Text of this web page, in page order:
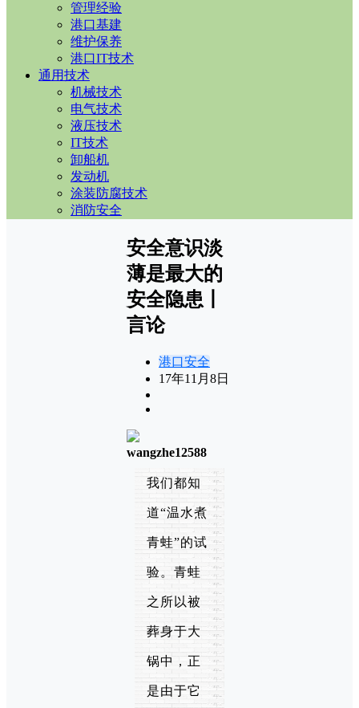
管理经验
港口基建
维护保养
港口IT技术
通用技术
机械技术
电气技术
液压技术
IT技术
卸船机
发动机
涂装防腐技术
消防安全
安全意识淡
薄是最大的
安全隐患丨
言论
港口安全
17年11月8日
wangzhe12588
我们都知
道“温水煮
青蛙”的试
验。青蛙
之所以被
葬身于大
锅中，正
是由于它